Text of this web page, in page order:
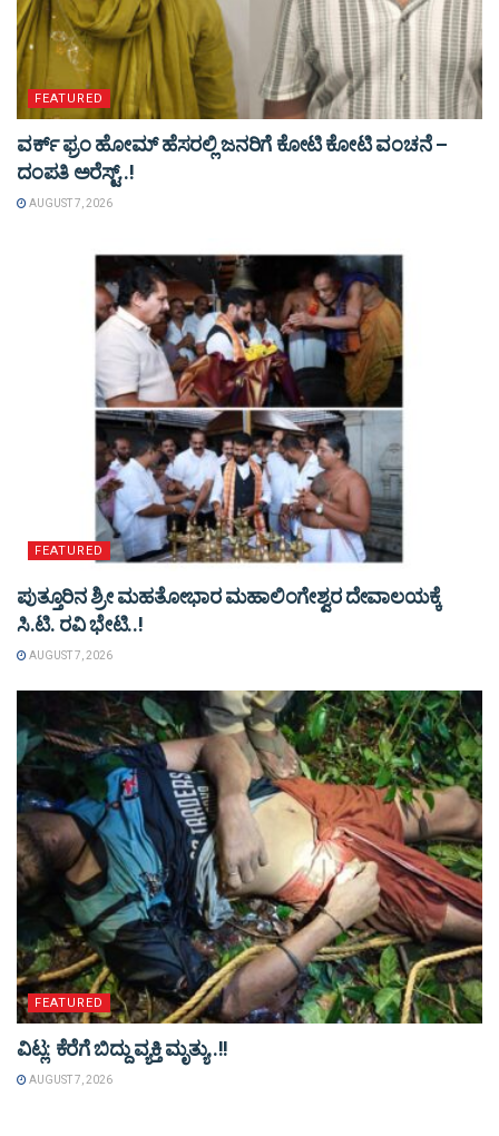
FEATURED
ವರ್ಕ್ ಫ್ರಂ ಹೋಮ್ ಹೆಸರಲ್ಲಿ ಜನರಿಗೆ ಕೋಟಿ ಕೋಟಿ ವಂಚನೆ –
ದಂಪತಿ ಅರೆಸ್ಟ್..!
AUGUST 7, 2026
FEATURED
ಪುತ್ತೂರಿನ ಶ್ರೀ ಮಹತೋಭಾರ ಮಹಾಲಿಂಗೇಶ್ವರ ದೇವಾಲಯಕ್ಕೆ
ಸಿ.ಟಿ. ರವಿ ಭೇಟಿ..!
AUGUST 7, 2026
FEATURED
ವಿಟ್ಲ: ಕೆರೆಗೆ ಬಿದ್ದು ವ್ಯಕ್ತಿ ಮೃತ್ಯು..!!
AUGUST 7, 2026